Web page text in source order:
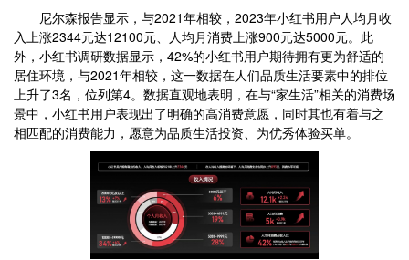
尼尔森报告显示，与2021年相较，2023年小红书用户人均月收
入上涨2344元达12100元、人均月消费上涨900元达5000元。此
外，小红书调研数据显示，42%的小红书用户期待拥有更为舒适的
居住环境，与2021年相较，这一数据在人们品质生活要素中的排位
上升了3名，位列第4。数据直观地表明，在与“家生活”相关的消费场
景中，小红书用户表现出了明确的高消费意愿，同时其也有着与之
相匹配的消费能力，愿意为品质生活投资、为优秀体验买单。